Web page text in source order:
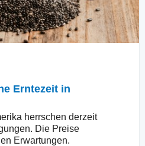
Erntezeit in
herrschen derzeit
Die Preise
Erwartungen.